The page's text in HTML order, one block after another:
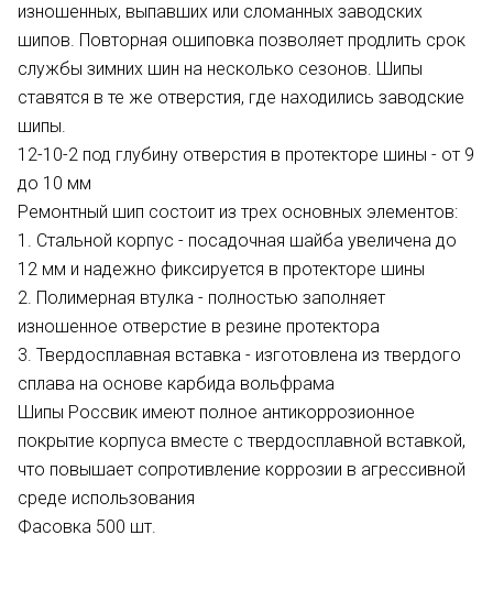
изношенных, выпавших или сломанных заводских
шипов. Повторная ошиповка позволяет продлить срок
службы зимних шин на несколько сезонов. Шипы
ставятся в те же отверстия, где находились заводские
шипы.
12-10-2 под глубину отверстия в протекторе шины - от 9
до 10 мм
Ремонтный шип состоит из трех основных элементов:
1. Стальной корпус - посадочная шайба увеличена до
12 мм и надежно фиксируется в протекторе шины
2. Полимерная втулка - полностью заполняет
изношенное отверстие в резине протектора
3. Твердосплавная вставка - изготовлена из твердого
сплава на основе карбида вольфрама
Шипы Россвик имеют полное антикоррозионное
покрытие корпуса вместе с твердосплавной вставкой,
что повышает сопротивление коррозии в агрессивной
среде использования
Фасовка 500 шт.